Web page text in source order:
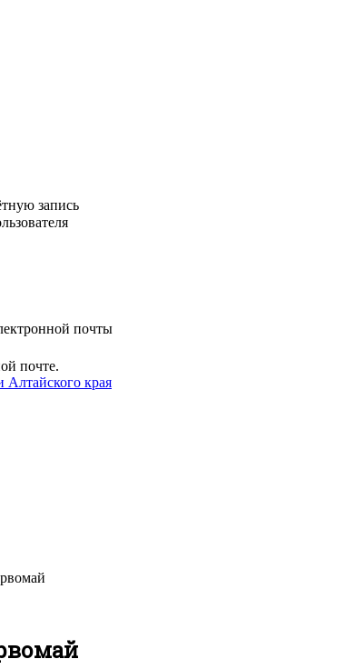
запись
почты
почте.
края